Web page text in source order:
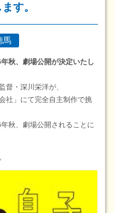
す。
馬
秋、劇場公開が決定いたし
督・深川栄洋が、
社」にて完全自主制作で挑
秋、劇場公開されることに